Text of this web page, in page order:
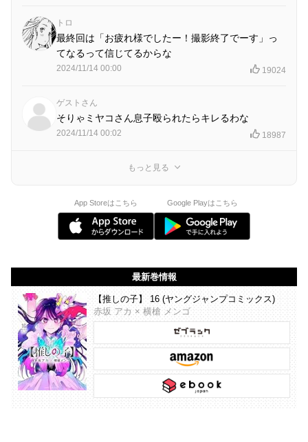
トロ
最終回は「お疲れ様でしたー！撮影終了でーす」っ
てなるって信じてるからな
2024/11/14 00:00 19024
ゲストさん
そりゃミヤコさん息子殴られたらキレるわな
2024/11/14 00:02 18987
もっと見る
App Storeはこちら Google Playはこちら
最新巻情報
【推しの子】 16 (ヤングジャンプコミックス)
赤坂 アカ × 横槍 メンゴ